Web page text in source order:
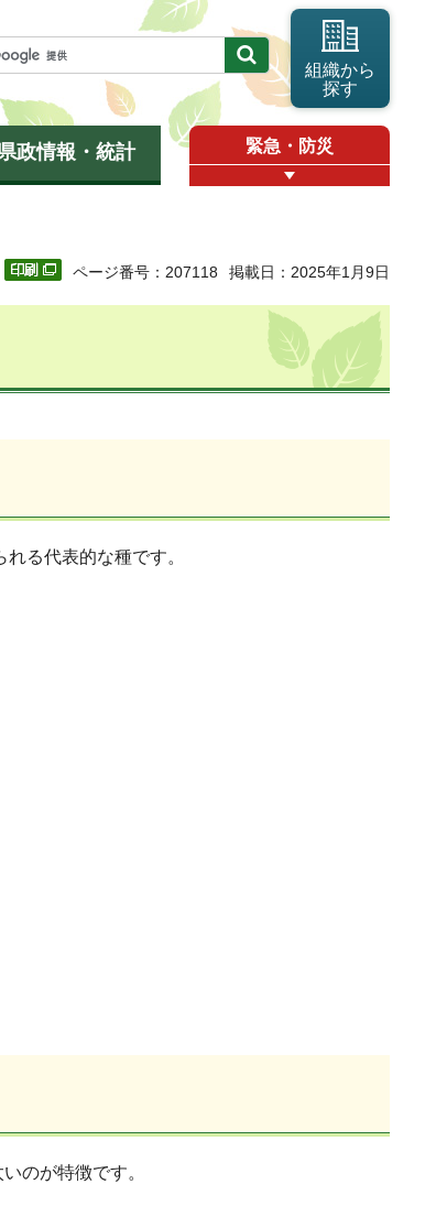
組織から
探す
政情報・統計 緊急・防災
ページ番号：207118 掲載日：2025年1月9日
る代表的な種です。
のが特徴です。